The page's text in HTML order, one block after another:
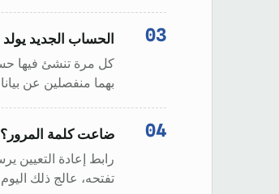
الحساب الجديد يولد
كل مرة تنشئ فيها
بهما منفصلين عن
ضاعت كلمة
رابط إعادة التعيين
تفتحه، عالج ذلك